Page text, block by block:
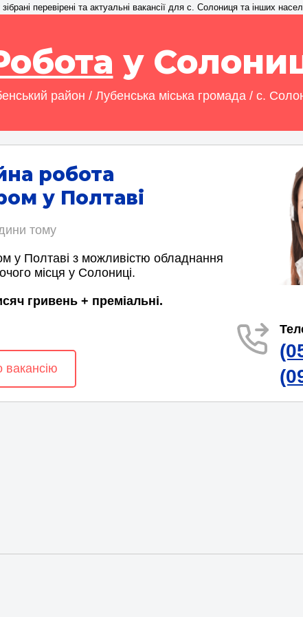
перевірені та актуальні вакансії для с. Солониця та інших
у
район / Лубенська міська громада / с.
робота
у Полтаві
тому
у Полтаві з можливістю обладнання
місця у Солониці.
гривень + преміальні.
вакансію